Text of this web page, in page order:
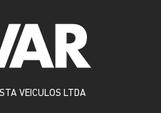
VEICULOS LTDA